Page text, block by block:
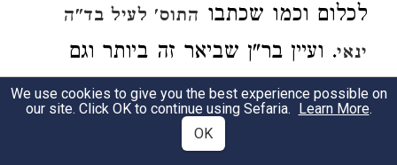
לכלום וכמו שכתבו התוס' לעיל בד"ה
ינאי. ועיין בר"ן שביאר זה ביותר וגם
הריטב"א בשבועות רק כיון שהוצרכו
לגזור משום מעשה שהיה שלא לדון את
We use cookies to give you the best experience possible on
our site. Click OK to continue using Sefaria. Learn More.
OK